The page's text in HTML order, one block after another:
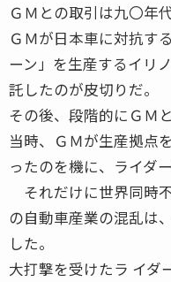
ＧＭとの取引は九〇年
ＧＭが日本車に対抗す
ーン」を生産するイリ
託したのが皮切りだ。
その後、段階的にＧＭ
当時、ＧＭが生産拠点
ったのを機に、ライダ
それだけに世界同時
の自動車産業の混乱は
した。
大打撃を受けたラ イダ